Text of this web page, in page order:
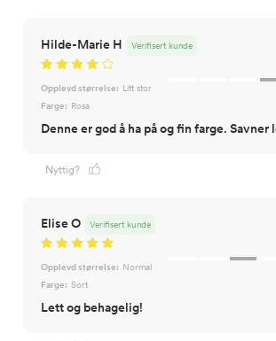
Hilde-Marie H Verifisert kunde
Opplevd størrelse: Litt stor
Farge: Rosa
Denne er god å ha på og fin farge. Savner
Nyttig?
Elise O Verifisert kunde
Opplevd størrelse: Normal
Farge: Sort
Lett og behagelig!